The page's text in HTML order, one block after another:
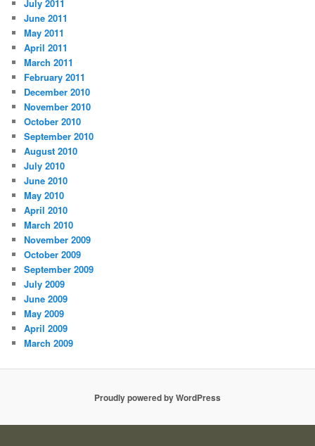
July 2011
June 2011
May 2011
April 2011
March 2011
February 2011
December 2010
November 2010
October 2010
September 2010
August 2010
July 2010
June 2010
May 2010
April 2010
March 2010
November 2009
October 2009
September 2009
July 2009
June 2009
May 2009
April 2009
March 2009
Proudly powered by WordPress